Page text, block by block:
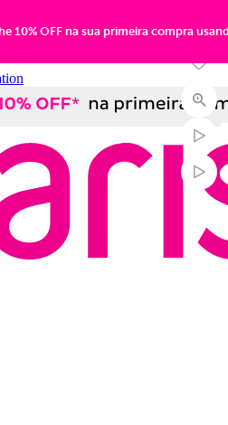
10% OFF na sua primeira compra